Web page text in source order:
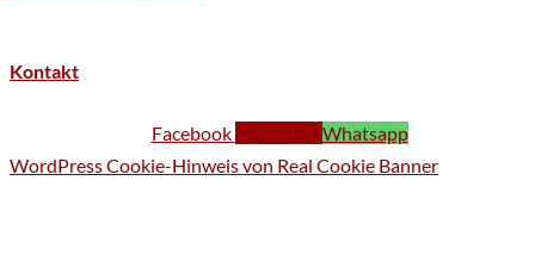
Kontakt
Facebook
Whatsapp
WordPress Cookie-Hinweis von Real Cookie Banner